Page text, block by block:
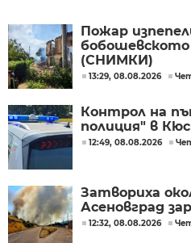
Пожар
бобошевското
(СНИМКИ)
13:29, 08.08.2026
Контрол на
полиция" в
12:49, 08.08.2026
Затвориха
Асеновград
12:32, 08.08.2026